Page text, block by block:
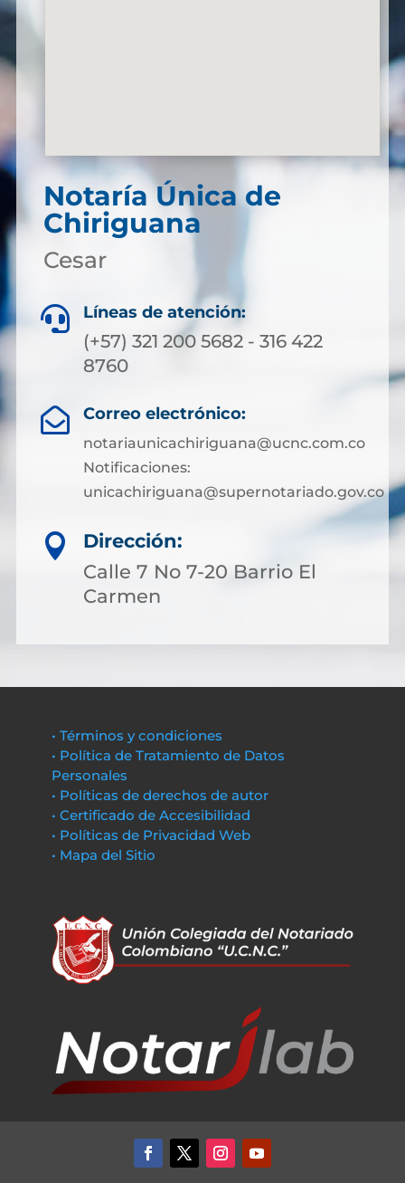
Notaría Única de
Chiriguana
Cesar
 Líneas de atención:
(+57) 321 200 5682 - 316 422
8760
 Correo electrónico:
notariaunicachiriguana@ucnc.com.co
Notificaciones:
unicachiriguana@supernotariado.gov.co

Dirección:
Calle 7 No 7-20 Barrio El
Carmen
• Términos y condiciones
• Política de Tratamiento de Datos
Personales
• Políticas de derechos de autor
• Certificado de Accesibilidad
• Políticas de Privacidad Web
• Mapa del Sitio